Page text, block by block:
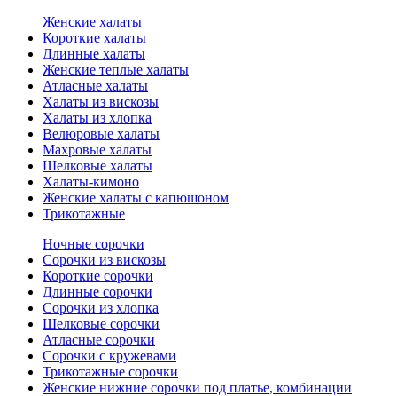
Женские халаты
Короткие халаты
Длинные халаты
Женские теплые халаты
Атласные халаты
Халаты из вискозы
Халаты из хлопка
Велюровые халаты
Махровые халаты
Шелковые халаты
Халаты-кимоно
Женские халаты с капюшоном
Трикотажные
Ночные сорочки
Сорочки из вискозы
Короткие сорочки
Длинные сорочки
Сорочки из хлопка
Шелковые сорочки
Атласные сорочки
Сорочки с кружевами
Трикотажные сорочки
Женские нижние сорочки под платье, комбинации